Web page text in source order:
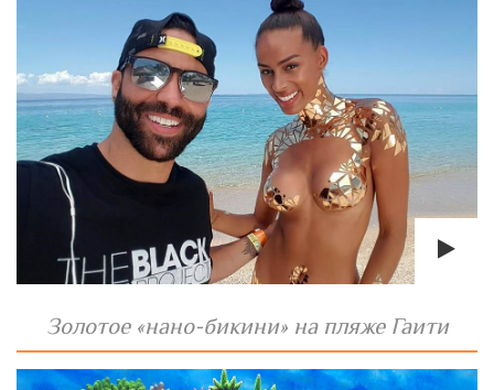
Золотое «нано-бикини» на пляже Гаити